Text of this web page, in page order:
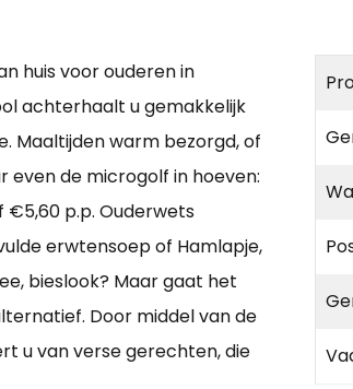
huis voor ouderen in
achterhaalt u gemakkelijk
Maaltijden warm bezorgd, of
even de microgolf in hoeven:
€5,60 p.p. Ouderwets
erwtensoep of Hamlapje,
bieslook? Maar gaat het
Door middel van de
u van verse gerechten, die